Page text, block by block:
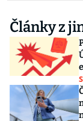
Články z